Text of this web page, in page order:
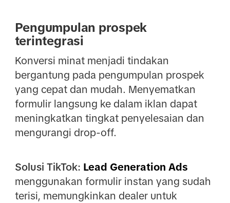
Pengumpulan prospek
terintegrasi
Konversi minat menjadi tindakan
bergantung pada pengumpulan prospek
yang cepat dan mudah. Menyematkan
formulir langsung ke dalam iklan dapat
meningkatkan tingkat penyelesaian dan
mengurangi drop-off.
Solusi TikTok: Lead Generation Ads
menggunakan formulir instan yang sudah
terisi, memungkinkan dealer untuk